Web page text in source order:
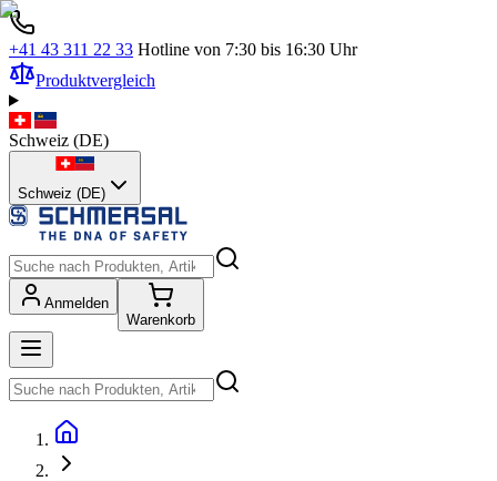
+41 43 311 22 33 Hotline von 7:30 bis 16:30 Uhr
Produktvergleich
Schweiz (DE)
Schweiz (DE)
Anmelden
Warenkorb